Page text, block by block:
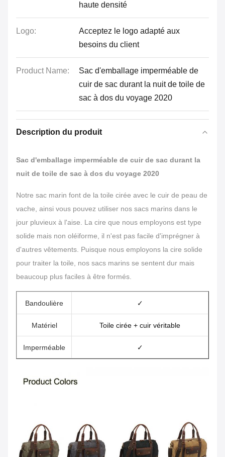
haute densité
Logo:
Acceptez le logo adapté aux
besoins du client
Product Name:
Sac d'emballage imperméable de
cuir de sac durant la nuit de toile de
sac à dos du voyage 2020
Description du produit
Sac d'emballage imperméable de cuir de sac durant la
nuit de toile de sac à dos du voyage 2020
Notre sac marin font de la toile cirée avec le cuir de peau de
vache, ainsi vous pouvez utiliser nos sacs marins dans le
jour pluvieux à l'aise. La cire que nous employons est type
solide mais non oléiforme, il n'est pas facile d'imprégner à
d'autres vêtements. Puisque nous employons la cire solide
pour traiter la toile, nos sacs marins se sentent dur mais
beaucoup plus faciles à être formés.
Bandoulière ✓
Matériel Toile cirée + cuir véritable
Imperméable ✓